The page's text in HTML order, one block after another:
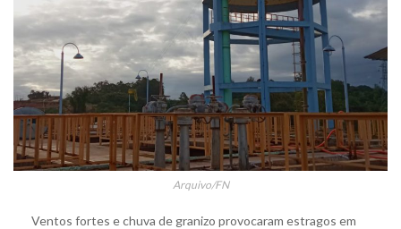
Arquivo/FN
Ventos fortes e chuva de granizo provocaram estragos em